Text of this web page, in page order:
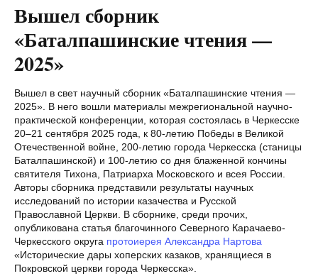
Вышел сборник
«Баталпашинские чтения —
2025»
Вышел в свет научный сборник «Баталпашинские чтения —
2025». В него вошли материалы межрегиональной научно-
практической конференции, которая состоялась в Черкесске
20–21 сентября 2025 года, к 80-летию Победы в Великой
Отечественной войне, 200-летию города Черкесска (станицы
Баталпашинской) и 100-летию со дня блаженной кончины
святителя Тихона, Патриарха Московского и всея России.
Авторы сборника представили результаты научных
исследований по истории казачества и Русской
Православной Церкви. В сборнике, среди прочих,
опубликована статья благочинного Северного Карачаево-
Черкесского округа протоиерея Александра Нартова
«Исторические дары хоперских казаков, хранящиеся в
Покровской церкви города Черкесска».